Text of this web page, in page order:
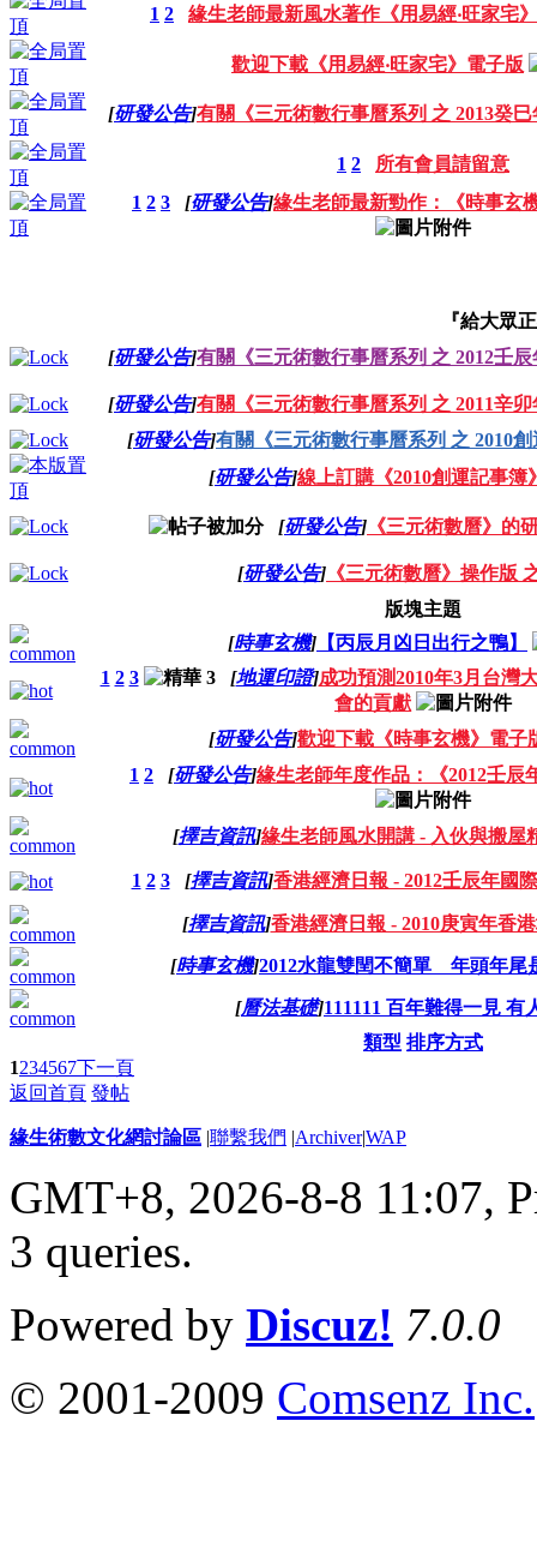
1 2 緣生老師最新風水著作《用易經‧旺家宅
歡迎下載《用易經‧旺家宅》電子版
[研發公告]有關《三元術數行事曆系列 之 2013癸
1 2
所有會員請留意
1 2 3 [研發公告]緣生老師最新勁作：《時事玄
『給大眾
[研發公告]有關《三元術數行事曆系列 之 2012壬
[研發公告]有關《三元術數行事曆系列 之 2011辛
[研發公告]有關《三元術數行事曆系列 之 2010
[研發公告]線上訂購《2010創運記事簿
[研發公告] 《三元術數曆》的
[研發公告] 《三元術數曆》操作版
版塊主題
[時事玄機] 【丙辰月凶日出行之鴨】
1 2 3 [地運印證]成功預測2010年3月台灣
會的貢獻
[研發公告]歡迎下載《時事玄機》電子
1 2 [研發公告]緣生老師年度作品：《2012壬辰
[擇吉資訊]緣生老師風水開講 - 入伙與搬屋
1 2 3 [擇吉資訊]香港經濟日報 - 2012壬辰年國
[擇吉資訊]香港經濟日報 - 2010庚寅年香
[時事玄機]2012水龍雙閏不簡單 年頭年尾
[曆法基礎]111111 百年難得一見 有
類型 排序方式
1234567下一頁
返回首頁 發帖
緣生術數文化網討論區 |聯繫我們 |Archiver|WAP
GMT+8, 2026-8-8 11:07,
3 queries.
Powered by Discuz! 7.0.0
© 2001-2009 Comsenz Inc.